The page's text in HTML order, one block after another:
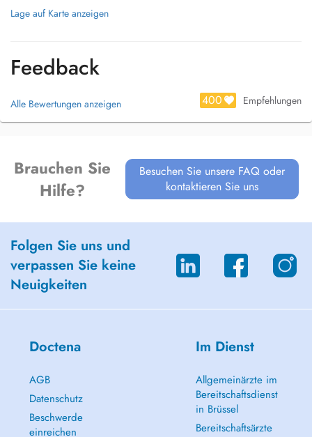
Lage auf Karte anzeigen
Feedback
Alle Bewertungen anzeigen 400 Empfehlungen
Brauchen Sie
Hilfe?
Besuchen Sie unsere FAQ oder
kontaktieren Sie uns
Folgen Sie uns und
verpassen Sie keine
Neuigkeiten
Doctena
AGB
Datenschutz
Beschwerde
einreichen
Im Dienst
Allgemeinärzte im
Bereitschaftsdienst
in Brüssel
Bereitschaftsärzte